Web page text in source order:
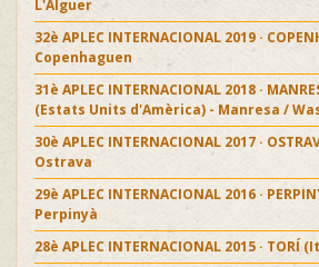
L'Alguer
32è APLEC INTERNACIONAL 2019 ·
Copenhaguen
31è APLEC INTERNACIONAL 2018 ·
(Estats Units d'Amèrica) - Manresa /
30è APLEC INTERNACIONAL 2017 ·
Ostrava
29è APLEC INTERNACIONAL 2016 ·
Perpinyà
28è APLEC INTERNACIONAL 2015 · TORÍ